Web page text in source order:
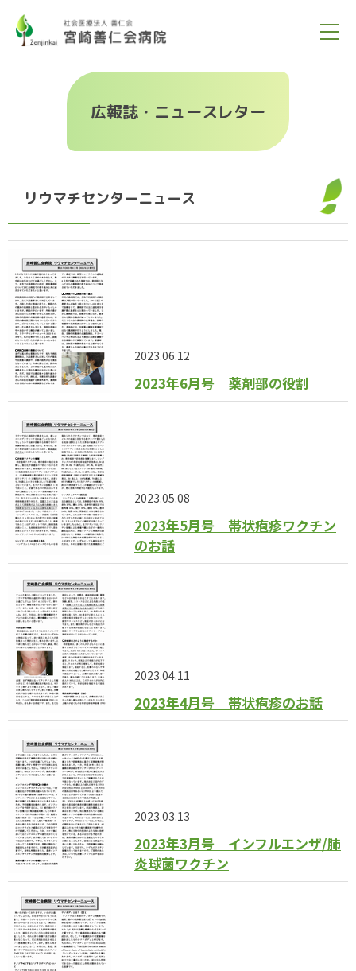
リウマチセンターニュース
2023.06.12
2023年6月号 薬剤部の役割
2023.05.08
2023年5月号 帯状疱疹ワクチン
のお話
2023.04.11
2023年4月号 帯状疱疹のお話
2023.03.13
2023年3月号 インフルエンザ/肺
炎球菌ワクチン
広報誌・ニュースレター